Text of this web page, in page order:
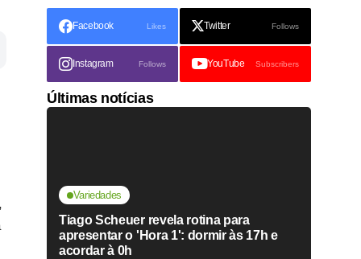
Facebook Likes Twitter Follows
Instagram Follows YouTube Subscribers
Últimas notícias
Variedades
Tiago Scheuer revela rotina para
apresentar o 'Hora 1': dormir às 17h e
acordar à 0h